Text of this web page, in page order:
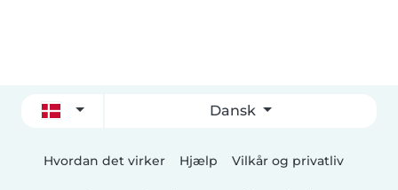
Dansk
Hvordan det virker Hjælp Vilkår og privatliv